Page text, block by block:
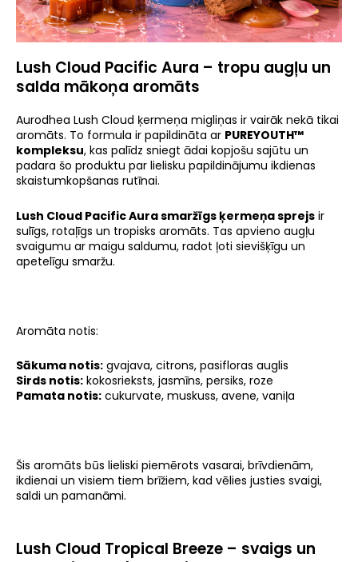
Lush Cloud Pacific Aura – tropu augļu un
salda mākoņa aromāts
Aurodhea Lush Cloud ķermeņa migliņas ir vairāk nekā tikai
aromāts. To formula ir papildināta ar PUREYOUTH™
kompleksu, kas palīdz sniegt ādai kopjošu sajūtu un
padara šo produktu par lielisku papildinājumu ikdienas
skaistumkopšanas rutīnai.
Lush Cloud Pacific Aura smaržīgs ķermeņa sprejs ir
sulīgs, rotaļīgs un tropisks aromāts. Tas apvieno augļu
svaigumu ar maigu saldumu, radot ļoti sievišķīgu un
apetelīgu smaržu.
Aromāta notis:
Sākuma notis: gvajava, citrons, pasifloras auglis
Sirds notis: kokosrieksts, jasmīns, persiks, roze
Pamata notis: cukurvate, muskuss, avene, vaniļa
Šis aromāts būs lieliski piemērots vasarai, brīvdienām,
ikdienai un visiem tiem brīžiem, kad vēlies justies svaigi,
saldi un pamanāmi.
Lush Cloud Tropical Breeze – svaigs un